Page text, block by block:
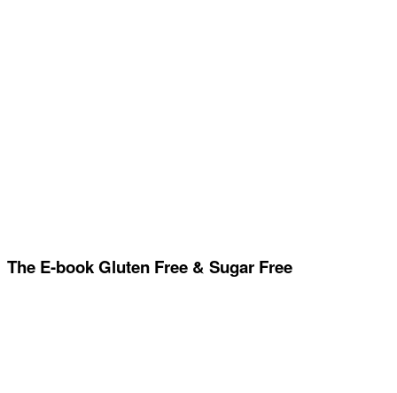
The E-book Gluten Free & Sugar Free